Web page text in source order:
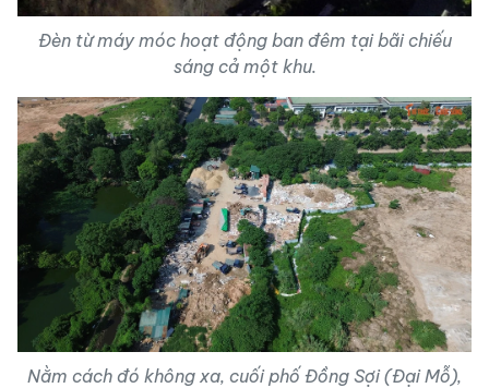
Đèn từ máy móc hoạt động ban đêm tại bãi chiếu
sáng cả một khu.
Nằm cách đó không xa, cuối phố Đồng Sợi (Đại Mỗ),